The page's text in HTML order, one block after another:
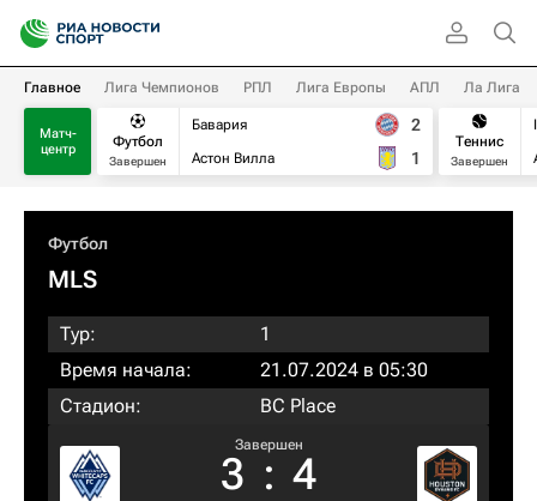
Главное Лига Чемпионов РПЛ Лига Европы АПЛ Ла Лига
Матч-
центр
Футбол
Завершен
Бавария
Астон Вилла
2
1
Теннис
Завершен
Футбол
MLS
Тур:
1
Время начала:
21.07.2024 в 05:30
Стадион:
BC Place
Завершен
3 : 4